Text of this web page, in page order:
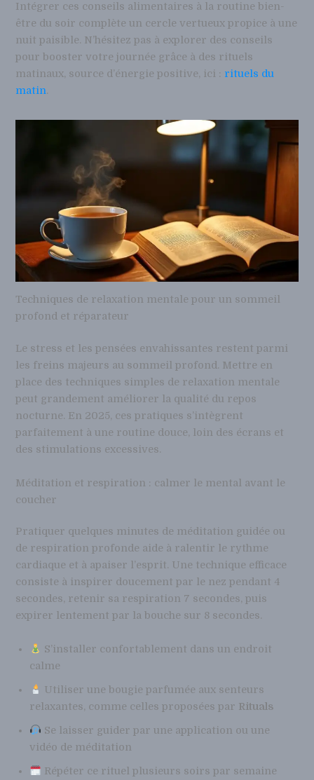
Intégrer ces conseils alimentaires à la routine bien-
être du soir complète un cercle vertueux propice à une
nuit paisible. N’hésitez pas à explorer des conseils
pour booster votre journée grâce à des rituels
matinaux, source d’énergie positive, ici : rituels du
matin.
Techniques de relaxation mentale pour un sommeil
profond et réparateur
Le stress et les pensées envahissantes restent parmi
les freins majeurs au sommeil profond. Mettre en
place des techniques simples de relaxation mentale
peut grandement améliorer la qualité du repos
nocturne. En 2025, ces pratiques s’intègrent
parfaitement à une routine douce, loin des écrans et
des stimulations excessives.
Méditation et respiration : calmer le mental avant le
coucher
Pratiquer quelques minutes de méditation guidée ou
de respiration profonde aide à ralentir le rythme
cardiaque et à apaiser l’esprit. Une technique efficace
consiste à inspirer doucement par le nez pendant 4
secondes, retenir sa respiration 7 secondes, puis
expirer lentement par la bouche sur 8 secondes.
S’installer confortablement dans un endroit
calme
Utiliser une bougie parfumée aux senteurs
relaxantes, comme celles proposées par Rituals
Se laisser guider par une application ou une
vidéo de méditation
Répéter ce rituel plusieurs soirs par semaine